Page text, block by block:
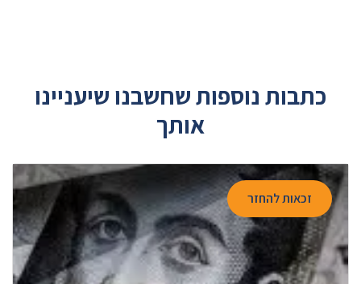
כתבות נוספות שחשבנו שיעניינו
אותך
זכאות להחזר